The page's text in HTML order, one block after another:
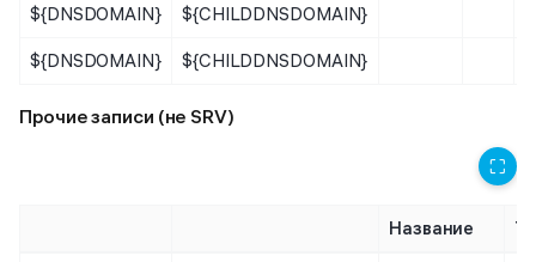
${DNSDOMAIN} ${CHILDDNSDOMAIN}
${DNSDOMAIN} ${CHILDDNSDOMAIN}
Прочие записи (не SRV)
⛶
Название